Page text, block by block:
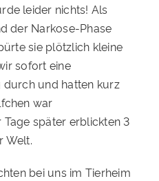
leider nichts! Als
der Narkose-Phase
sie plötzlich kleine
sofort eine
und hatten kurz
war
Tage später erblickten 3
Welt.
bei uns im Tierheim